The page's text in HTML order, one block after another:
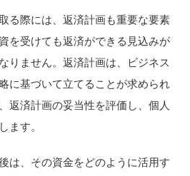
る際には、返済計画も重要な要素
を受けても返済ができる見込みが
りません。返済計画は、ビジネス
に基づいて立てることが求められ
返済計画の妥当性を評価し、個人
ます。
は、その資金をどのように活用す